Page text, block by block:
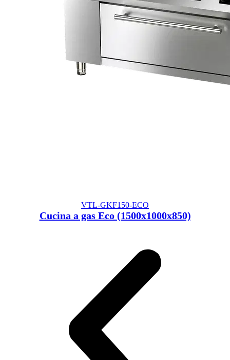
VTL-GKF150-ECO
Cucina a gas Eco (1500x1000x850)